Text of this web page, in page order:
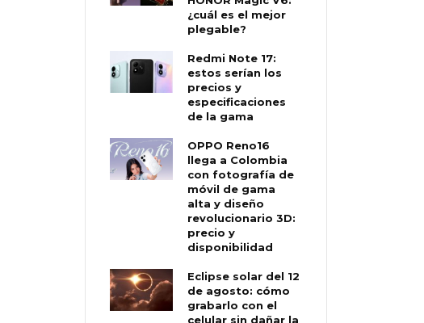
¿cuál es el mejor
plegable?
Redmi Note 17:
estos serían los
precios y
especificaciones
de la gama
OPPO Reno16
llega a Colombia
con fotografía de
móvil de gama
alta y diseño
revolucionario 3D:
precio y
disponibilidad
Eclipse solar del 12
de agosto: cómo
grabarlo con el
celular sin dañar la